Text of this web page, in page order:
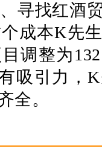
寻找红酒
成本K先
调整为
吸引力，
全。